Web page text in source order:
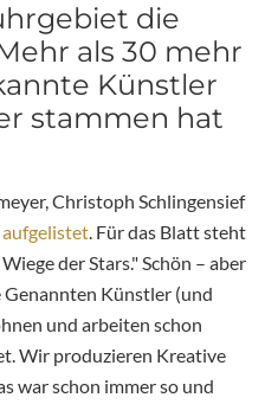
die
als 30 mehr
Künstler
stammen hat
Christoph Schlingensief
aufgelistet. Für das Blatt steht
der Stars." Schön – aber
Genannten Künstler (und
und arbeiten schon
Wir produzieren Kreative
war schon immer so und